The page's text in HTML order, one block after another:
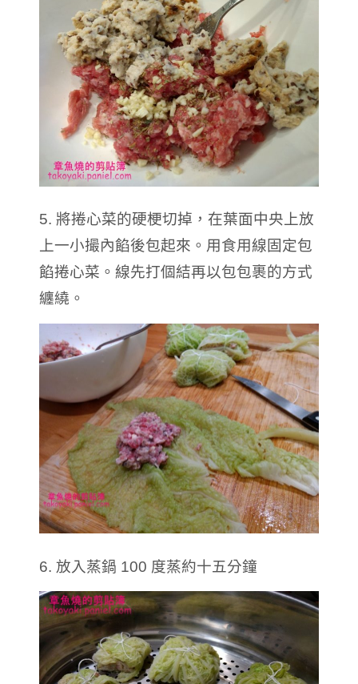
5. 將捲心菜的硬梗切掉，在葉面中央上放
上一小撮內餡後包起來。用食用線固定包
餡捲心菜。線先打個結再以包包裹的方式
纏繞。
6. 放入蒸鍋 100 度蒸約十五分鐘